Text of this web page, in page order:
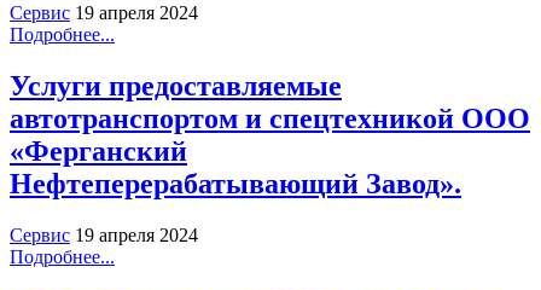
Сервис 19 апреля 2024
Подробнее...
Услуги предоставляемые
автотранспортом и спецтехникой ООО
«Ферганский
Нефтеперерабатывающий Завод».
Сервис 19 апреля 2024
Подробнее...